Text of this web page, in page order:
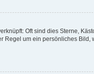
Oft sind dies Sterne,
Regel um ein persönliches